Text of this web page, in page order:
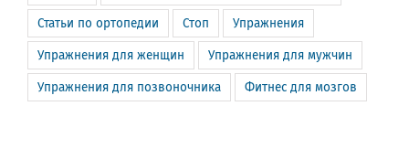
Статьи по ортопедии Стоп Упражнения
Упражнения для женщин Упражнения для мужчин
Упражнения для позвоночника Фитнес для мозгов